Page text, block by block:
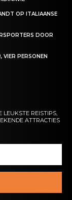
OP ITALIAANSE
DOOR
VIER PERSONEN
REISTIPS,
ATTRACTIES